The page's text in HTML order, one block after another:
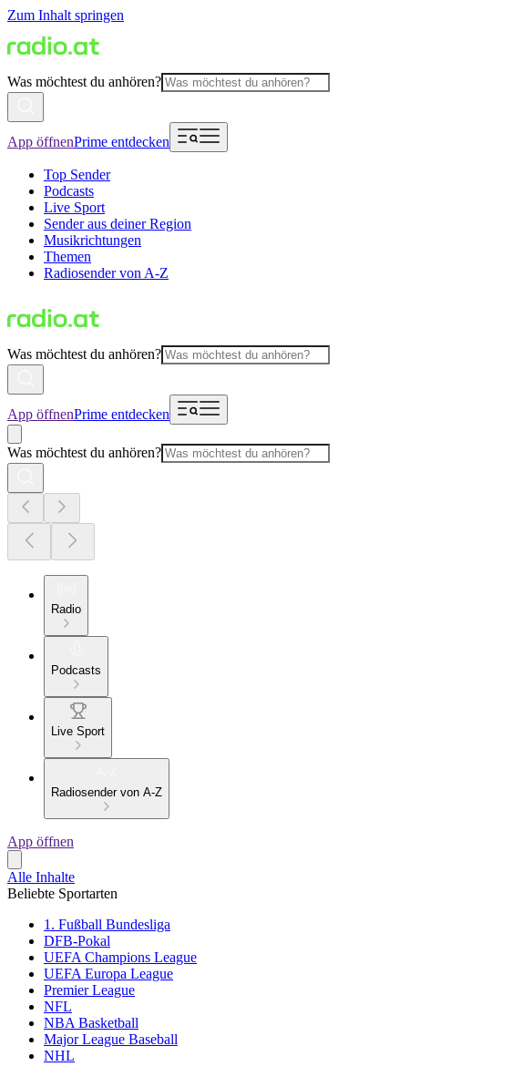
Zum Inhalt springen
Was möchtest du anhören?
App öffnenPrime entdecken
Top Sender
Podcasts
Live Sport
Sender aus deiner Region
Musikrichtungen
Themen
Radiosender von A-Z
Was möchtest du anhören?
App öffnenPrime entdecken
Was möchtest du anhören?
Radio
Podcasts
Live Sport
Radiosender von A-Z
App öffnen
Alle Inhalte
Beliebte Sportarten
1. Fußball Bundesliga
DFB-Pokal
UEFA Champions League
UEFA Europa League
Premier League
NFL
NBA Basketball
Major League Baseball
NHL